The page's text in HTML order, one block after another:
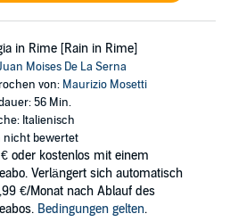
in Rime [Rain in Rime]
Moises De La Serna
von: Maurizio Mosetti
56 Min.
Italienisch
nicht bewertet
oder kostenlos mit einem
Verlängert sich automatisch
€/Monat nach Ablauf des
Bedingungen gelten.